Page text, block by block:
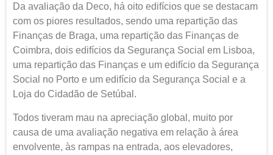
Da avaliação da Deco, há oito edifícios que se destacam
com os piores resultados, sendo uma repartição das
Finanças de Braga, uma repartição das Finanças de
Coimbra, dois edifícios da Segurança Social em Lisboa,
uma repartição das Finanças e um edifício da Segurança
Social no Porto e um edifício da Segurança Social e a
Loja do Cidadão de Setúbal.
Todos tiveram mau na apreciação global, muito por
causa de uma avaliação negativa em relação à área
envolvente, às rampas na entrada, aos elevadores,